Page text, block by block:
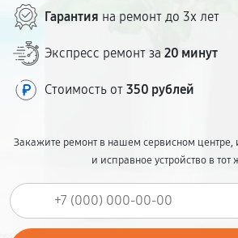
Гарантия на ремонт до 3х лет
Экспресс ремонт за 20 минут
Стоимость от 350 рублей
Закажите ремонт в нашем сервисном центре,
и исправное устройство в тот